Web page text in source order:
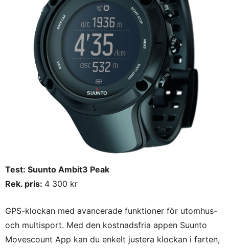
Test: Suunto Ambit3 Peak
Rek. pris: 4 300 kr
GPS-klockan med avancerade funktioner för utomhus-
och multisport. Med den kostnadsfria appen Suunto
Movescount App kan du enkelt justera klockan i farten,